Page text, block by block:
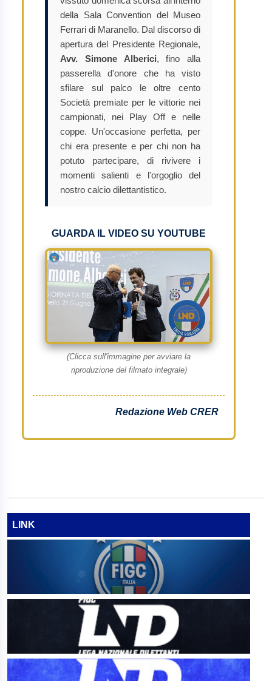
della Sala Convention del Museo
Ferrari di Maranello. Dal discorso di
apertura del Presidente Regionale,
Avv. Simone Alberici, fino alla
passerella d'onore che ha visto
sfilare sul palco le oltre cento
Società premiate per le vittorie nei
campionati, nei Play Off e nelle
coppe. Un'occasione perfetta, per
chi era presente e per chi non ha
potuto partecipare, di rivivere i
momenti salienti e l'orgoglio del
nostro calcio dilettantistico.
GUARDA IL VIDEO SU YOUTUBE
(Clicca sull'immagine per avviare la
riproduzione del filmato integrale)
Redazione Web CRER
LINK